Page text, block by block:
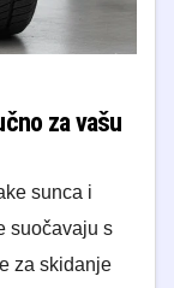
za vašu
sunca i
suočavaju s
za skidanje